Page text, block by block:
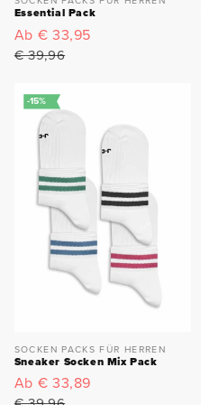
Essential Pack
Verkaufspreis
Ab € 33,95
€ 39,96
-15%
SOCKEN PACKS FÜR HERREN
Sneaker Socken Mix Pack
Verkaufspreis
Ab € 33,89